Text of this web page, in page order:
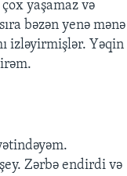
yaşamaz və
bəzən yenə mənə
izləyirmişlər. Yəqin
Zərbə endirdi və